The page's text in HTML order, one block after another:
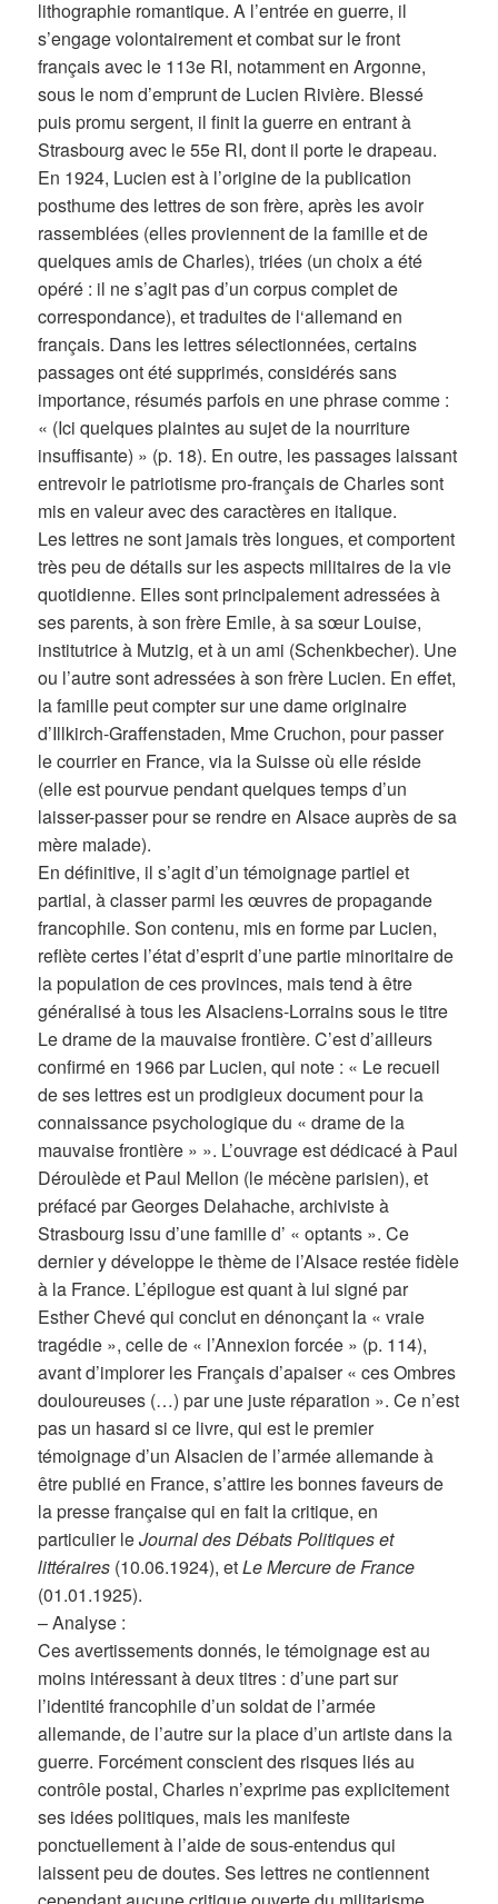
lithographie romantique. A l’entrée en guerre, il
s’engage volontairement et combat sur le front
français avec le 113e RI, notamment en Argonne,
sous le nom d’emprunt de Lucien Rivière. Blessé
puis promu sergent, il finit la guerre en entrant à
Strasbourg avec le 55e RI, dont il porte le drapeau.
En 1924, Lucien est à l’origine de la publication
posthume des lettres de son frère, après les avoir
rassemblées (elles proviennent de la famille et de
quelques amis de Charles), triées (un choix a été
opéré : il ne s’agit pas d’un corpus complet de
correspondance), et traduites de l‘allemand en
français. Dans les lettres sélectionnées, certains
passages ont été supprimés, considérés sans
importance, résumés parfois en une phrase comme :
« (Ici quelques plaintes au sujet de la nourriture
insuffisante) » (p. 18). En outre, les passages laissant
entrevoir le patriotisme pro-français de Charles sont
mis en valeur avec des caractères en italique.
Les lettres ne sont jamais très longues, et comportent
très peu de détails sur les aspects militaires de la vie
quotidienne. Elles sont principalement adressées à
ses parents, à son frère Emile, à sa sœur Louise,
institutrice à Mutzig, et à un ami (Schenkbecher). Une
ou l’autre sont adressées à son frère Lucien. En effet,
la famille peut compter sur une dame originaire
d’Illkirch-Graffenstaden, Mme Cruchon, pour passer
le courrier en France, via la Suisse où elle réside
(elle est pourvue pendant quelques temps d’un
laisser-passer pour se rendre en Alsace auprès de sa
mère malade).
En définitive, il s’agit d’un témoignage partiel et
partial, à classer parmi les œuvres de propagande
francophile. Son contenu, mis en forme par Lucien,
reflète certes l’état d’esprit d’une partie minoritaire de
la population de ces provinces, mais tend à être
généralisé à tous les Alsaciens-Lorrains sous le titre
Le drame de la mauvaise frontière. C’est d’ailleurs
confirmé en 1966 par Lucien, qui note : « Le recueil
de ses lettres est un prodigieux document pour la
connaissance psychologique du « drame de la
mauvaise frontière » ». L’ouvrage est dédicacé à Paul
Déroulède et Paul Mellon (le mécène parisien), et
préfacé par Georges Delahache, archiviste à
Strasbourg issu d’une famille d’ « optants ». Ce
dernier y développe le thème de l’Alsace restée fidèle
à la France. L’épilogue est quant à lui signé par
Esther Chevé qui conclut en dénonçant la « vraie
tragédie », celle de « l’Annexion forcée » (p. 114),
avant d’implorer les Français d’apaiser « ces Ombres
douloureuses (…) par une juste réparation ». Ce n’est
pas un hasard si ce livre, qui est le premier
témoignage d’un Alsacien de l’armée allemande à
être publié en France, s’attire les bonnes faveurs de
la presse française qui en fait la critique, en
particulier leJournal des Débats Politiques et
littéraires (10.06.1924), etLe Mercure de France
(01.01.1925).
– Analyse :
Ces avertissements donnés, le témoignage est au
moins intéressant à deux titres : d’une part sur
l’identité francophile d’un soldat de l’armée
allemande, de l’autre sur la place d’un artiste dans la
guerre. Forcément conscient des risques liés au
contrôle postal, Charles n’exprime pas explicitement
ses idées politiques, mais les manifeste
ponctuellement à l’aide de sous-entendus qui
laissent peu de doutes. Ses lettres ne contiennent